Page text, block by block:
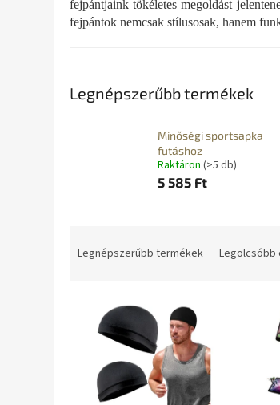
fejpántjaink tökéletes megoldást
fejpántok nemcsak stílusosak, hanem
Legnépszerűbb termékek
Minőségi sportsapka
futáshoz
Raktáron (>5 db)
5 585 Ft
Legnépszerűbb termékek Legolcsóbb